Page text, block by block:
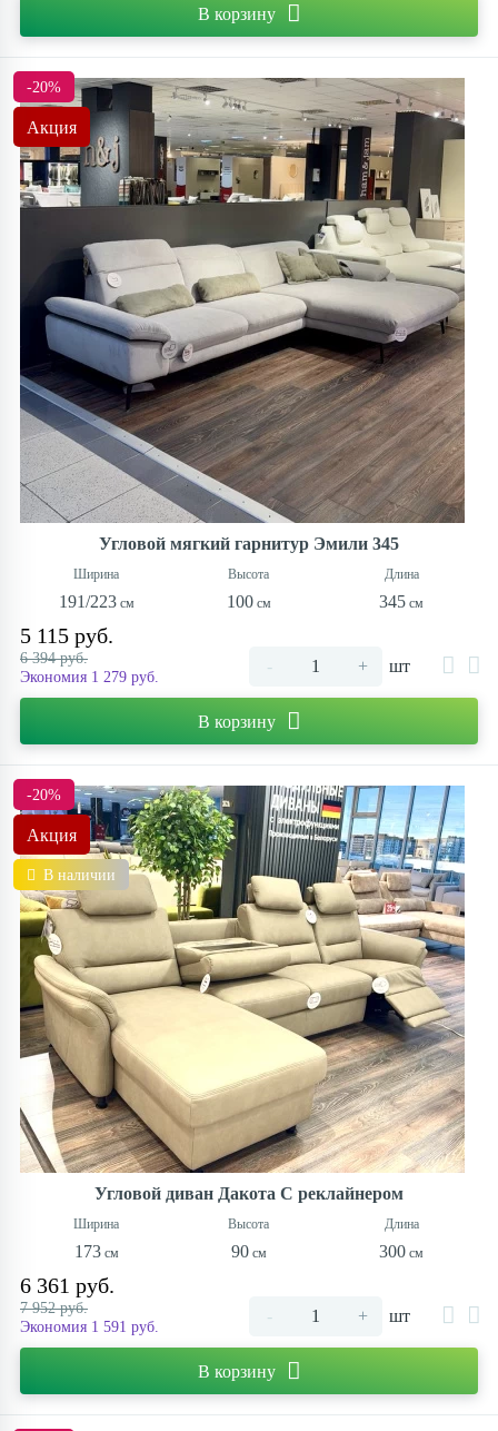
В корзину
-20%
Акция
Угловой мягкий гарнитур Эмили 345
191/223 100 345
5 115 руб.
6 394 руб.
Экономия 1 279 руб.
- + шт
В корзину
-20%
Акция
В наличии
Угловой диван Дакота С реклайнером
173 90 300
6 361 руб.
7 952 руб.
Экономия 1 591 руб.
- + шт
В корзину